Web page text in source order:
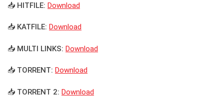
📥 HITFILE: Download
📥 KATFILE: Download
📥 MULTI LINKS: Download
📥 TORRENT: Download
📥 TORRENT 2: Download